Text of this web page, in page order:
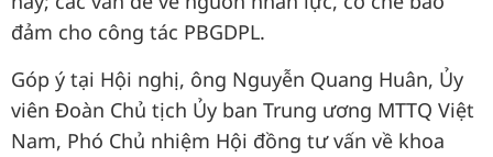
đảm cho công tác PBGDPL.
Góp ý tại Hội nghị, ông Nguyễn Quang Huân, Ủy
viên Đoàn Chủ tịch Ủy ban Trung ương MTTQ Việt
Nam, Phó Chủ nhiệm Hội đồng tư vấn về khoa